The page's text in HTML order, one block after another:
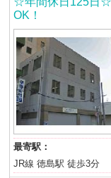
OK！
最寄駅：
JR線 徳島駅 徒歩3分